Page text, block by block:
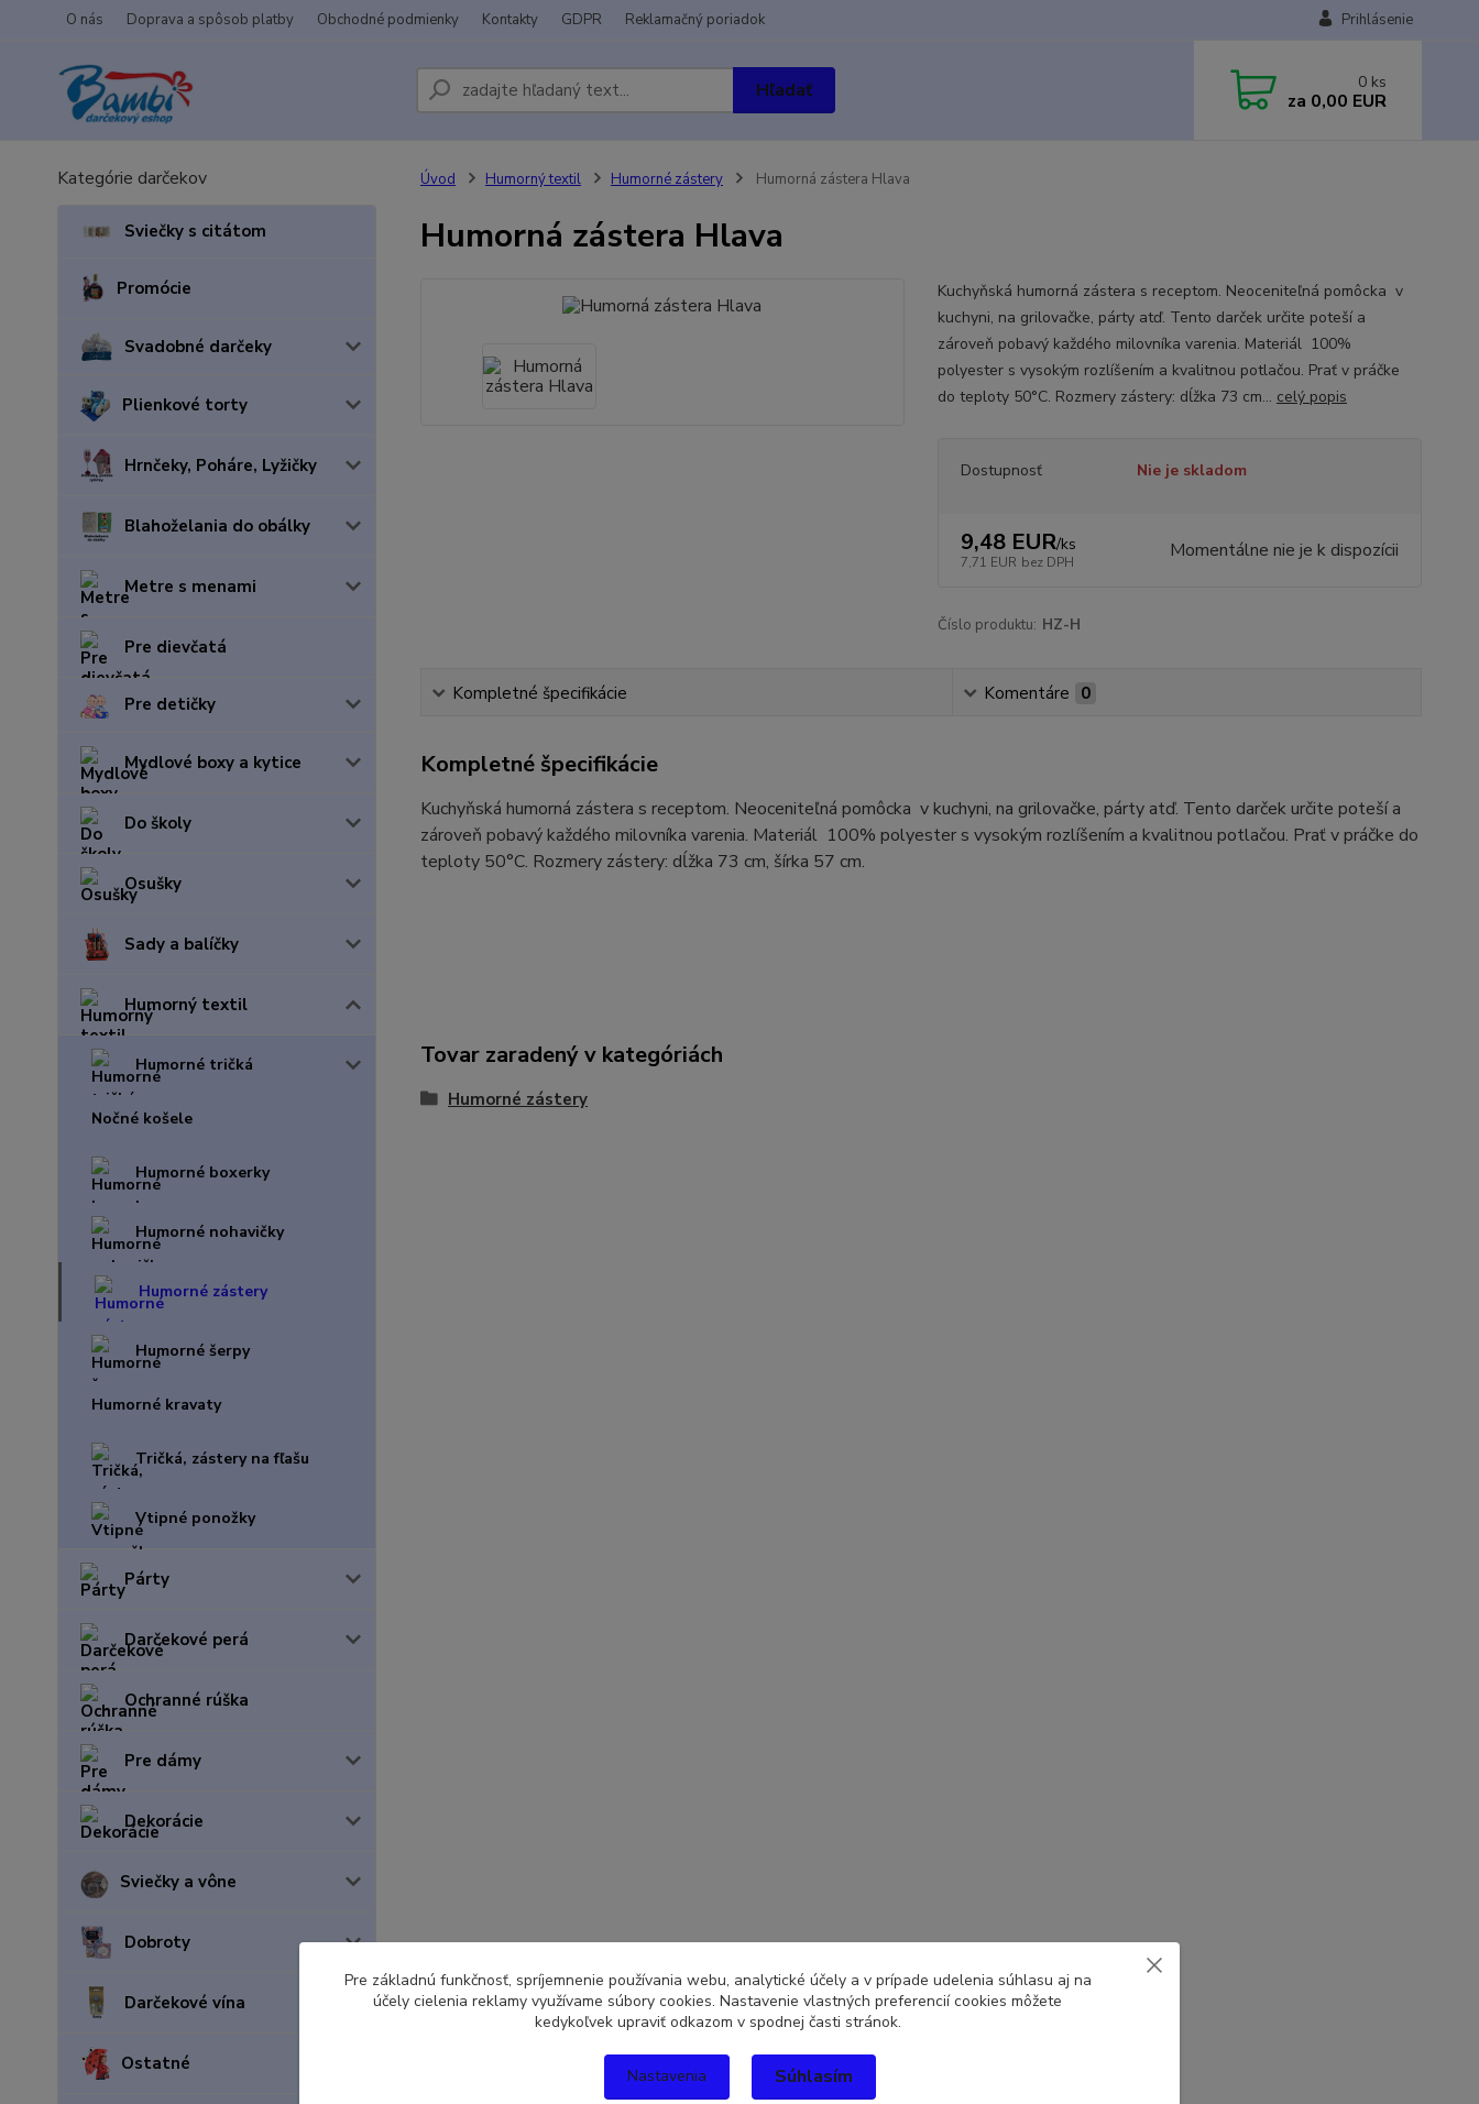
O nás Doprava a spôsob platby Obchodné podmienky Kontakty GDPR Reklamačný poriadok Prihlásenie
Hľadať 0 ks
za 0,00 EUR
Kategórie darčekov
Sviečky s citátom
Promócie
Svadobné darčeky
Plienkové torty
Hrnčeky, Poháre, Lyžičky
Blahoželania do obálky
Metre s menami
Pre dievčatá
Pre detičky
Mydlové boxy a kytice
Do školy
Osušky
Sady a balíčky
Humorný textil
Humorné tričká
Nočné košele
Humorné boxerky
Humorné nohavičky
Humorné zástery
Humorné šerpy
Humorné kravaty
Tričká, zástery na fľašu
Vtipné ponožky
Párty
Darčekové perá
Ochranné rúška
Pre dámy
Dekorácie
Sviečky a vône
Dobroty
Darčekové vína
Ostatné
Úvod Humorný textil Humorné zástery Humorná zástera Hlava
Humorná zástera Hlava
Kuchyňská humorná zástera s receptom. Neoceniteľná pomôcka v
kuchyni, na grilovačke, párty atď. Tento darček určite poteší a
zároveň pobavý každého milovníka varenia. Materiál 100%
polyester s vysokým rozlíšením a kvalitnou potlačou. Prať v práčke
do teploty 50°C. Rozmery zástery: dĺžka 73 cm... celý popis
Dostupnosť Nie je skladom
9,48 EUR/ks
7,71 EUR bez DPH Momentálne nie je k dispozícii
Číslo produktu: HZ-H
Kompletné špecifikácie Komentáre 0
Kompletné špecifikácie
Kuchyňská humorná zástera s receptom. Neoceniteľná pomôcka v kuchyni, na grilovačke, párty atď. Tento darček určite poteší a
zároveň pobavý každého milovníka varenia. Materiál 100% polyester s vysokým rozlíšením a kvalitnou potlačou. Prať v práčke do
teploty 50°C. Rozmery zástery: dĺžka 73 cm, šírka 57 cm.
Tovar zaradený v kategóriách
Humorné zástery
Pre základnú funkčnosť, spríjemnenie používania webu, analytické účely a v prípade udelenia súhlasu aj na
účely cielenia reklamy využívame súbory cookies. Nastavenie vlastných preferencií cookies môžete
kedykoľvek upraviť odkazom v spodnej časti stránok.
Nastavenia Súhlasím